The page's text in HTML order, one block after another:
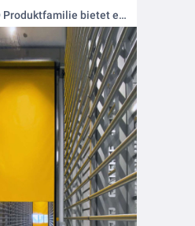
Die DynamicRoll® Produktfamilie bietet eine große Auswahl an selbstreparierenden PVC-Schnelllauftoren für unterschiedlichste Einsatzbereiche.